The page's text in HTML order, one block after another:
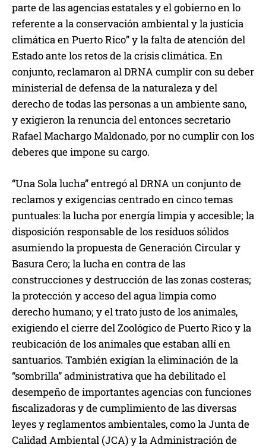
parte de las agencias estatales y el gobierno en lo
referente a la conservación ambiental y la justicia
climática en Puerto Rico” y la falta de atención del
Estado ante los retos de la crisis climática. En
conjunto, reclamaron al DRNA cumplir con su deber
ministerial de defensa de la naturaleza y del
derecho de todas las personas a un ambiente sano,
y exigieron la renuncia del entonces secretario
Rafael Machargo Maldonado, por no cumplir con los
deberes que impone su cargo.
“Una Sola lucha” entregó al DRNA un conjunto de
reclamos y exigencias centrado en cinco temas
puntuales: la lucha por energía limpia y accesible; la
disposición responsable de los residuos sólidos
asumiendo la propuesta de Generación Circular y
Basura Cero; la lucha en contra de las
construcciones y destrucción de las zonas costeras;
la protección y acceso del agua limpia como
derecho humano; y el trato justo de los animales,
exigiendo el cierre del Zoológico de Puerto Rico y la
reubicación de los animales que estaban allí en
santuarios. También exigían la eliminación de la
“sombrilla” administrativa que ha debilitado el
desempeño de importantes agencias con funciones
fiscalizadoras y de cumplimiento de las diversas
leyes y reglamentos ambientales, como la Junta de
Calidad Ambiental (JCA) y la Administración de